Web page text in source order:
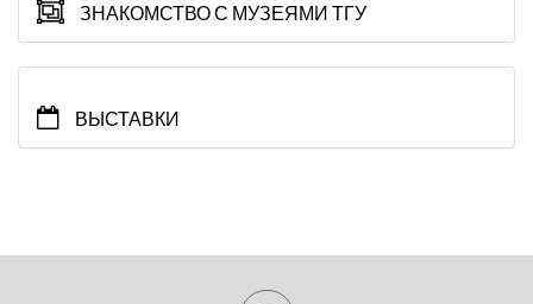
ЗНАКОМСТВО С МУЗЕЯМИ ТГУ
ВЫСТАВКИ